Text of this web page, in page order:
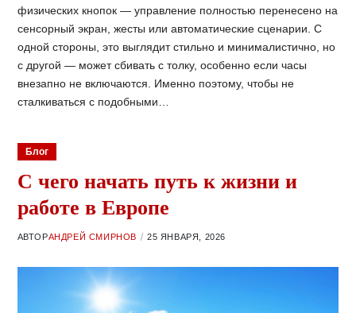
физических кнопок — управление полностью перенесено на
сенсорный экран, жесты или автоматические сценарии. С
одной стороны, это выглядит стильно и минималистично, но
с другой — может сбивать с толку, особенно если часы
внезапно не включаются. Именно поэтому, чтобы не
сталкиваться с подобными…
Блог
С чего начать путь к жизни и
работе в Европе
АВТОРАНДРЕЙ СМИРНОВ 25 ЯНВАРЯ, 2026